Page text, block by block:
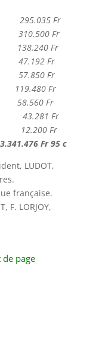
295.035 Fr
310.500 Fr
138.240 Fr
47.192 Fr
57.850 Fr
119.480 Fr
58.560 Fr
43.281 Fr
12.200 Fr
3.341.476 Fr 95 c
LUDOT,
française.
F. LORJOY,
page